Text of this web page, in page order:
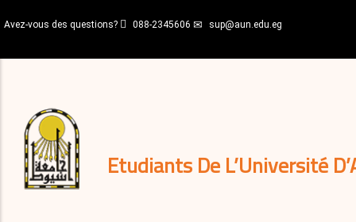
au
principal
Avez-vous des questions? 088-2345606 sup@aun.edu.eg
Etudiants De L’Université
décisions
Expatriés
Journal